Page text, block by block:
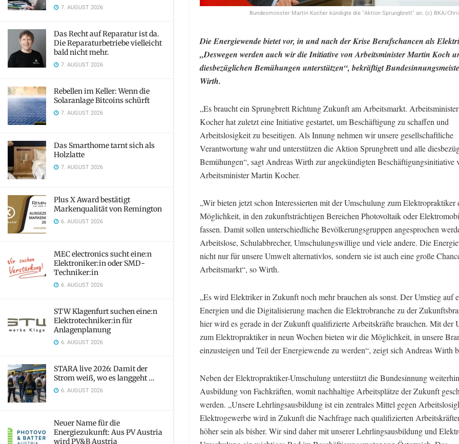
7. AUGUST 2026
Das Recht auf Reparatur ist da.
Die Reparaturbetriebe vielleicht
bald nicht mehr.
7. AUGUST 2026
Rebellen im Keller: Wenn die
Solaranlage Bitcoins schürft
7. AUGUST 2026
Das Smarthome tarnt sich als
Holzlatte
7. AUGUST 2026
Plus X Award bestätigt
Markenqualität von Remington
6. AUGUST 2026
MEC electronics sucht eine:n
Elektroniker:in oder SMD-
Techniker:in
6. AUGUST 2026
STW Klagenfurt suchen eine:n
Elektrotechniker:in für
Anlagenplanung
6. AUGUST 2026
STARA live 2026: Damit der
Strom weiß, wo es langgeht …
6. AUGUST 2026
Neuer Name für die
Energiezukunft: Aus PV Austria
wird PV&B Austria
Bundesminister Martin Kocher kündigte die "Aktion Sprungbrett" an. (c) BKA/
Die Energiewende bietet vor, in und nach der Krise Berufschancen als
„Deswegen werden auch wir die Initiative von Arbeitsminister Martin Koch
diesbezüglichen Bemühungen unterstützen“, bekräftigt
Wirth.
„Es braucht ein Sprungbrett Richtung Zukunft am Arbeitsmarkt.
Kocher hat zuletzt eine Initiative gestartet, um Beschäftigung zu schaffen und
Arbeitslosigkeit zu beseitigen. Als Innung nehmen wir unsere gesellschaftliche
Verantwortung wahr und unterstützen die Aktion Sprungbrett und alle
Bemühungen“, sagt Andreas Wirth zur angekündigten Beschäftigungsinitiative
Arbeitsminister Martin Kocher.
„Wir bieten jetzt schon Interessierten mit der Umschulung zum Elektropraktiker
Möglichkeit, in den zukunftsträchtigen Bereichen Photovoltaik oder
fassen. Damit sollen unterschiedliche Bevölkerungsgruppen angesprochen
Arbeitslose, Schulabbrecher, Umschulungswillige und viele andere. Die
nicht nur für unsere Umwelt alternativlos, sondern sie ist auch eine große
Arbeitsmarkt“, so Wirth.
„Es wird Elektriker in Zukunft noch mehr brauchen als sonst. Der Umstieg auf
Energien und die Digitalisierung machen die Elektrobranche zu der
hier wird es gerade in der Zukunft qualifizierte Arbeitskräfte brauchen. Mit der
zum Elektropraktiker in neun Wochen bieten wir die Möglichkeit, in unsere
einzusteigen und Teil der Energiewende zu werden“, zeigt sich Andreas Wirth
Neben der Elektropraktiker-Umschulung unterstützt die Bundesinnung
Ausbildung von Fachkräften, womit nachhaltige Arbeitsplätze der Zukunft
werden. „Unsere Lehrlingsausbildung ist ein zentrales Mittel gegen
Elektrogewerbe wird in Zukunft die Nachfrage nach qualifizierten
höher sein als bisher. Wir sind daher mit unserer Lehrlingsausbildung und